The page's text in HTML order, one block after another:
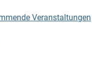
Veranstaltungen